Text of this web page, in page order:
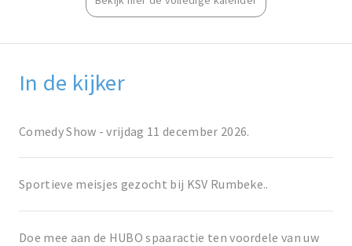
In de kijker
Comedy Show - vrijdag 11 december 2026.
Sportieve meisjes gezocht bij KSV Rumbeke..
Doe mee aan de HUBO spaaractie ten voordele van uw